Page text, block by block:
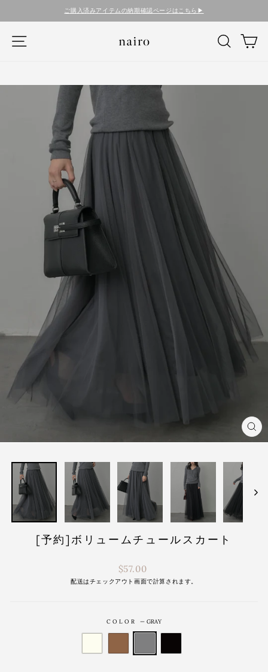
ご購入済みアイテムの納期確認ページはこちら▶︎
検索 カ
閉
じ
[予約]ボリュームチュールスカート
通
常
$57.00
配送はチェックアウト画面で計算されます。
COLOR — GRAY